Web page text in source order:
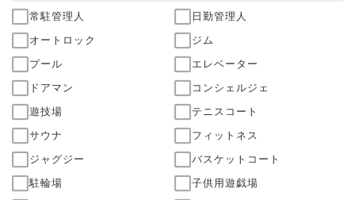
常駐管理人
日勤管理人
オートロック
ジム
プール
エレベーター
ドアマン
コンシェルジェ
遊技場
テニスコート
サウナ
フィットネス
ジャグジー
バスケットコート
駐輪場
子供用遊戯場